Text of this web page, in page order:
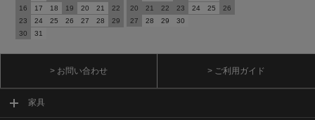
16
17 18 19 20 21
22
23
24 25 26 27 28
29
30
31
20
21 22 23 24 25
26
27
28 29 30
> お問い合わせ > ご利用ガイド
家具